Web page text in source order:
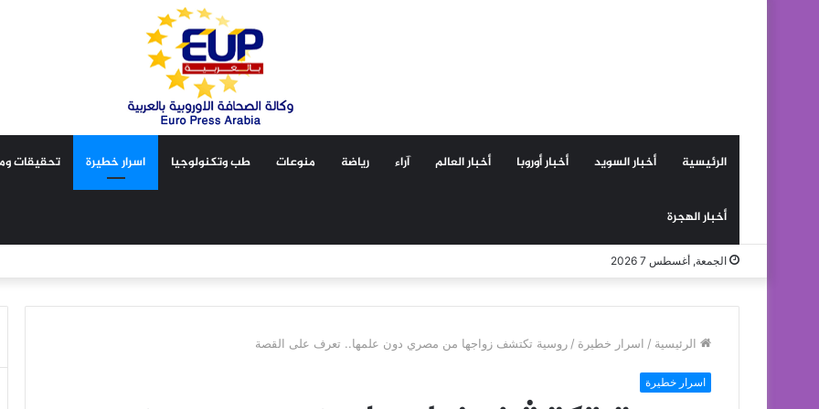
الرئيسية أخبار السويد أخبار أوروبا أخبار العالم آراء رياضة منوعات طب وتكنولوجيا اسرار خطيرة تحقيقات
أخبار الهجرة
الجمعة, أغسطس 7 2026
الرئيسية / اسرار خطيرة / روسية تكتشف زواجها من مصري دون علمها.. تعرف على القصة
اسرار خطيرة